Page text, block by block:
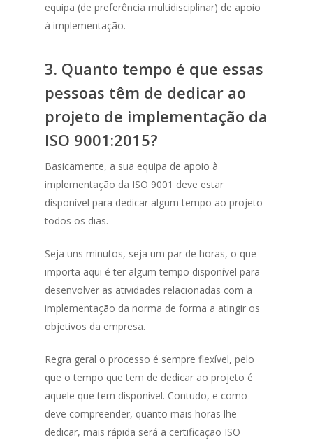
equipa (de preferência multidisciplinar) de apoio
à implementação.
3. Quanto tempo é que essas
pessoas têm de dedicar ao
projeto de implementação da
ISO 9001:2015?
Basicamente, a sua equipa de apoio à
implementação da ISO 9001 deve estar
disponível para dedicar algum tempo ao projeto
todos os dias.
Seja uns minutos, seja um par de horas, o que
importa aqui é ter algum tempo disponível para
desenvolver as atividades relacionadas com a
implementação da norma de forma a atingir os
objetivos da empresa.
Regra geral o processo é sempre flexível, pelo
que o tempo que tem de dedicar ao projeto é
aquele que tem disponível. Contudo, e como
deve compreender, quanto mais horas lhe
dedicar, mais rápida será a certificação ISO